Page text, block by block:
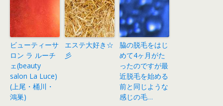
ビューティーサ
ロン ラ ルーチ
ェ(beauty
salon La Luce)
(上尾・桶川・
鴻巣)
エステ大好き☆
彡
脇の脱毛をはじ
めて4ヶ月がた
ったのですが最
近脱毛を始める
前と同じような
感じの毛…